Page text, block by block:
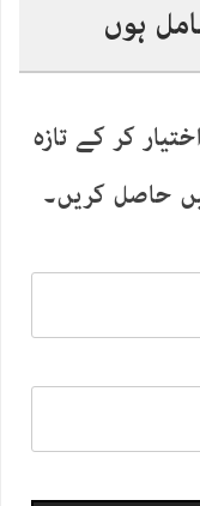
ہوں
کر کے تازہ
حاصل کریں۔